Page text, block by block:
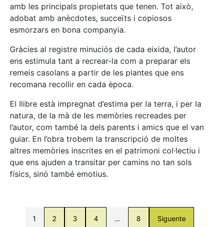
amb les principals propietats que tenen. Tot això,
adobat amb anècdotes, succeïts i copiosos
esmorzars en bona companyia.
Gràcies al registre minuciós de cada eixida, l’autor
ens estimula tant a recrear-la com a preparar els
remeis casolans a partir de les plantes que ens
recomana recollir en cada època.
El llibre està impregnat d’estima per la terra, i per la
natura, de la mà de les memòries recreades per
l’autor, com també la dels parents i amics que el van
guiar. En l’obra trobem la transcripció de moltes
altres memòries inscrites en el patrimoni col·lectiu i
que ens ajuden a transitar per camins no tan sols
físics, sinó també emotius.
1 2 3 4 … 8 Siguente